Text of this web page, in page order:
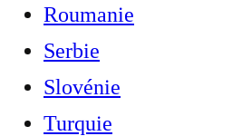
Roumanie
Serbie
Slovénie
Turquie